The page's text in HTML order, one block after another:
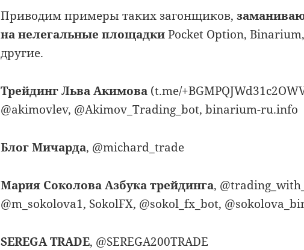
Приводим примеры таких загонщиков,
на нелегальные площадкиPocket Option,
другие.
Трейдинг Льва Акимова (t.me/
@akimovlev, @Akimov_Trading_bot, binarium-ru.info
Блог Мичарда, @michard_trade
Мария Соколова Азбука трейдинга,
@m_sokolova1, SokolFX, @sokol_fx_bot,
SEREGA TRADE, @SEREGA200TRADE